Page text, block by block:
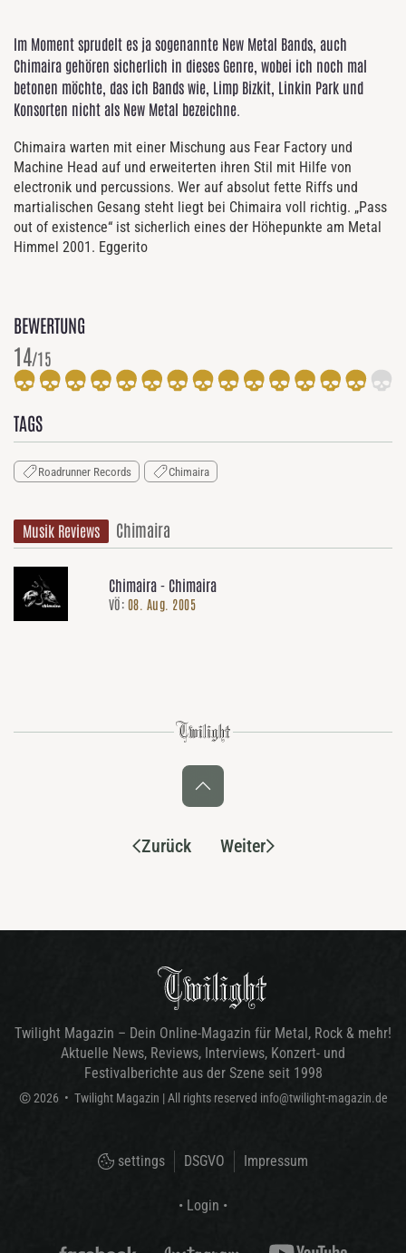
Im Moment sprudelt es ja sogenannte New Metal Bands, auch
Chimaira gehören sicherlich in dieses Genre, wobei ich noch mal
betonen möchte, das ich Bands wie, Limp Bizkit, Linkin Park und
Konsorten nicht als New Metal bezeichne.
Chimaira warten mit einer Mischung aus Fear Factory und
Machine Head auf und erweiterten ihren Stil mit Hilfe von
electronik und percussions. Wer auf absolut fette Riffs und
martialischen Gesang steht liegt bei Chimaira voll richtig. „Pass
out of existence“ ist sicherlich eines der Höhepunkte am Metal
Himmel 2001. Eggerito
BEWERTUNG
14/15
TAGS
Roadrunner Records Chimaira
Musik Reviews Chimaira
Chimaira - Chimaira
VÖ: 08. Aug. 2005
Zurück Weiter
Twilight Magazin – Dein Online-Magazin für Metal, Rock & mehr!
Aktuelle News, Reviews, Interviews, Konzert- und
Festivalberichte aus der Szene seit 1998
© 2026 • Twilight Magazin | All rights reserved info@twilight-magazin.de
settings DSGVO Impressum
• Login •